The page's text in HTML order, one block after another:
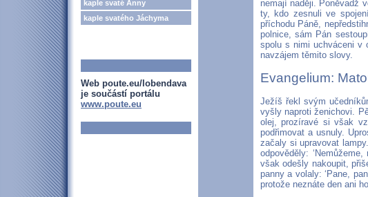
kaple svaté Anny
kaple svatého Jáchyma
Web poute.eu/lobendava
je součástí portálu
www.poute.eu
nemají naději. Poněvadž
ty, kdo zesnuli ve
příchodu Páně,
polnice, sám Pán
spolu s nimi uchváceni v
navzájem těmito slovy.
Evangelium:
Ježíš řekl svým
vyšly naproti ženichovi.
olej, prozíravé si však
podřimovat a usnuly.
začaly si upravovat
odpověděly:
však odešly nakoupit,
panny a volaly: ‘Pane,
protože neznáte den ani